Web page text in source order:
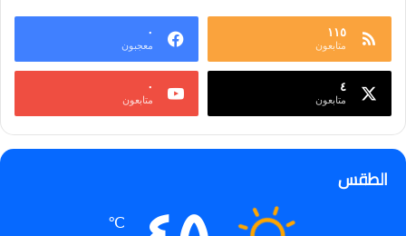
١١٥
متابعون
٠
معجبون
٤
متابعون
٠
متابعون
الطقس
℃